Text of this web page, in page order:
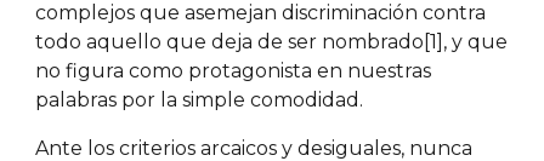
complejos que asemejan discriminación contra
todo aquello que deja de ser nombrado[1], y que
no figura como protagonista en nuestras
palabras por la simple comodidad.
Ante los criterios arcaicos y desiguales, nunca